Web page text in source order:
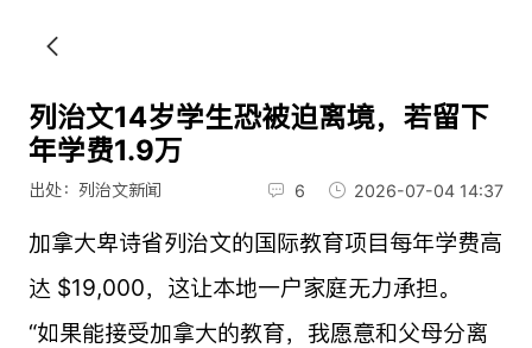
列治文14岁学生恐被迫离境，若留下
年学费1.9万
出处：列治文新闻 6 2026-07-04 14:37
加拿大卑诗省列治文的国际教育项目每年学费高
达 $19,000，这让本地一户家庭无力承担。
“如果能接受加拿大的教育，我愿意和父母分离